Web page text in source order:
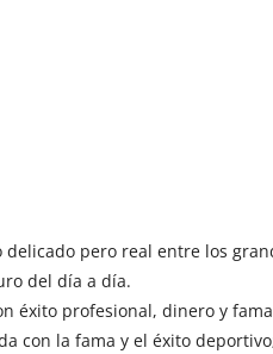
pero real entre los
del día a día.
éxito profesional, dinero y fama
con la fama y el éxito